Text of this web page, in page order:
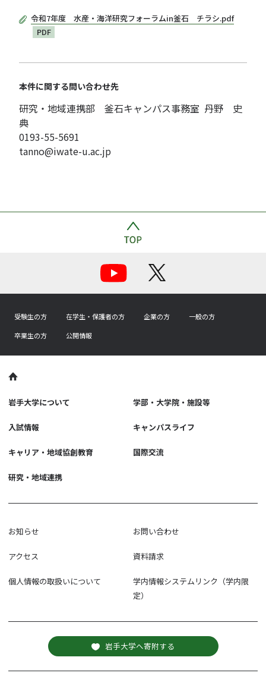
令和7年度 水産・海洋研究フォーラムin釜石 チラシ.pdf
PDF
本件に関する問い合わせ先
研究・地域連携部 釜石キャンパス事務室 丹野 史
典
0193-55-5691
tanno@iwate-u.ac.jp
受験生の方 在学生・保護者の方 企業の方
一般の方
卒業生の方
公開情報
岩手大学について 学部・大学院・施設等
入試情報 キャンパスライフ
キャリア・地域協創教育 国際交流
研究・地域連携
お知らせ お問い合わせ
アクセス 資料請求
個人情報の取扱いについて
学内情報システムリンク（学内限
定）
岩手大学へ寄附する